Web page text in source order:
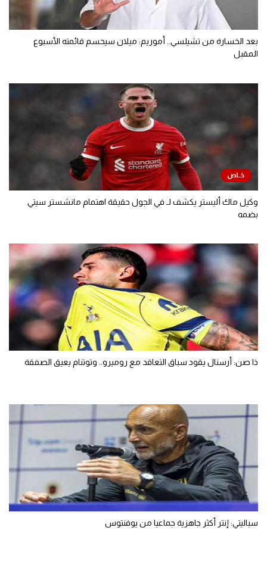
بعد الخسارة من تشيلسي.. أموريم: ميلان سيحسم قائمته الأسبوع
المقبل
وكيل ماك أليستر يكشف لـ في الجول حقيقة اهتمام مانشستر سيتي
بضمه
ذا صن: أرسنال يقود سباق التعاقد مع روميرو.. وتوتنام يعيق الصفقة
سباليتي: إنتر أكثر جاهزية جماعيا من يوفنتوس